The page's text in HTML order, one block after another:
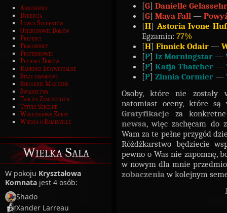
Absolwenci
Dyrekcja
Łowca Studentów
Opiekunowie Domów
Prefekci
Pracownicy
Profesorowie
Puchary Domów
Rankingi Indywidualne
Staże zawodowe
Szkolenie Magiczne
Świadectwa
Tablica Zasłużonych
Tytuły Szkolne
Weekendowe Kursy
Wiedza o Ramesville
Wielka Sala
W pokoju Kryształowa
Komnata jest 4 osób:
Shado
Xander Larreau
[G] Danielle
[G] Maya Fall —
[H] Astoria Ivone
Egzamin: 77%
[H] Finnick Odair —
[P] Iz Morningstar —
[P] Katja Thatcher —
[P] Zinnia Cormier —
Osoby, które nie
natomiast oceny, które
Gratyfikacje za
newsa, więc zachęcam do
Wam za te pełne przygód
Różdżkarstwo będziecie
pewno o Was nie zapomnę,
w nowym dla mnie
zobaczeniaw kolejnym